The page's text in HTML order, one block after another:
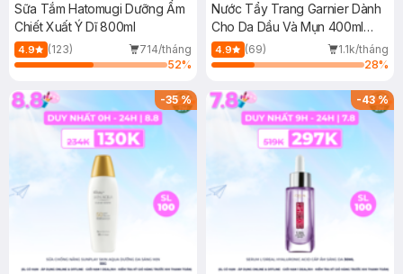
Sữa Tắm Hatomugi Dưỡng Ẩm
Chiết Xuất Ý Dĩ 800ml
4.9 (123)
714/tháng
52%
Nước Tẩy Trang Garnier Dành
Cho Da Dầu Và Mụn 400ml
(Mới)
4.9 (69)
1.1k/tháng
28%
-35% -43%